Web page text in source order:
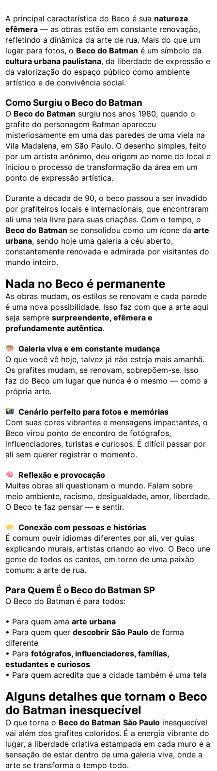
A principal característica do Beco é sua natureza
efêmera — as obras estão em constante renovação,
refletindo a dinâmica da arte de rua. Mais do que um
lugar para fotos, o Beco do Batman é um símbolo da
cultura urbana paulistana, da liberdade de expressão e
da valorização do espaço público como ambiente
artístico e de convivência social.
Como Surgiu o Beco do Batman
O Beco do Batman surgiu nos anos 1980, quando o
grafite do personagem Batman apareceu
misteriosamente em uma das paredes de uma viela na
Vila Madalena, em São Paulo. O desenho simples, feito
por um artista anônimo, deu origem ao nome do local e
iniciou o processo de transformação da área em um
ponto de expressão artística.
Durante a década de 90, o beco passou a ser invadido
por grafiteiros locais e internacionais, que encontraram
ali uma tela livre para suas criações. Com o tempo, o
Beco do Batman se consolidou como um ícone daarte
urbana, sendo hoje uma galeria a céu aberto,
constantemente renovada e admirada por visitantes do
mundo inteiro.
Nada no Beco é permanente
As obras mudam, os estilos se renovam e cada parede
é uma nova possibilidade. Isso faz com que a arte aqui
seja sempresurpreendente, efêmera e
profundamente autêntica.
Galeria viva e em constante mudança
O que você vê hoje, talvez já não esteja mais amanhã.
Os grafites mudam, se renovam, sobrepõem-se. Isso
faz do Beco um lugar que nunca é o mesmo — como a
própria arte.
Cenário perfeito para fotos e memórias
Com suas cores vibrantes e mensagens impactantes, o
Beco virou ponto de encontro de fotógrafos,
influenciadores, turistas e curiosos. É difícil passar por
ali sem querer registrar o momento.
Reflexão e provocação
Muitas obras ali questionam o mundo. Falam sobre
meio ambiente, racismo, desigualdade, amor, liberdade.
O Beco te faz pensar — e sentir.
Conexão com pessoas e histórias
É comum ouvir idiomas diferentes por ali, ver guias
explicando murais, artistas criando ao vivo. O Beco une
gente de todos os cantos, em torno de uma paixão
comum: a arte de rua.
Para Quem É o Beco do Batman SP
O Beco do Batman é para todos:
• Para quem amaarte urbana
• Para quem querdescobrir São Paulo de forma
diferente
• Parafotógrafos, influenciadores, famílias,
estudantes e curiosos
• Para quem acredita que a cidade também é uma tela
Alguns detalhes que tornam o Beco
do Batman inesquecível
O que torna o Beco do Batman São Paulo inesquecível
vai além dos grafites coloridos. É a energia vibrante do
lugar, a liberdade criativa estampada em cada muro e a
sensação de estar dentro de uma galeria viva, onde a
arte se transforma o tempo todo.